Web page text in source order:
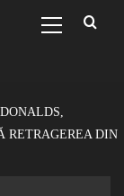
Menu
RETRAGEREA DIN